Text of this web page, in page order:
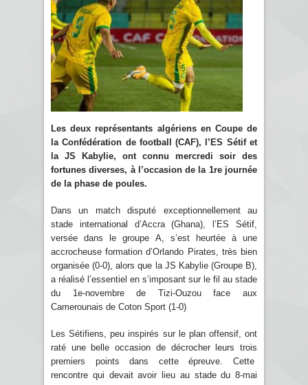
Les deux représentants algériens en Coupe de
la Confédération de football (CAF), l’ES Sétif et
la JS Kabylie, ont connu mercredi soir des
fortunes diverses, à l’occasion de la 1re journée
de la phase de poules.
Dans un match disputé exceptionnellement au
stade international d’Accra (Ghana), l’ES Sétif,
versée dans le groupe A, s’est heurtée à une
accrocheuse formation d’Orlando Pirates, très bien
organisée (0-0), alors que la JS Kabylie (Groupe B),
a réalisé l’essentiel en s’imposant sur le fil au stade
du 1e-novembre de Tizi-Ouzou face aux
Camerounais de Coton Sport (1-0)
Les Sétifiens, peu inspirés sur le plan offensif, ont
raté une belle occasion de décrocher leurs trois
premiers points dans cette épreuve. Cette
rencontre qui devait avoir lieu au stade du 8-mai